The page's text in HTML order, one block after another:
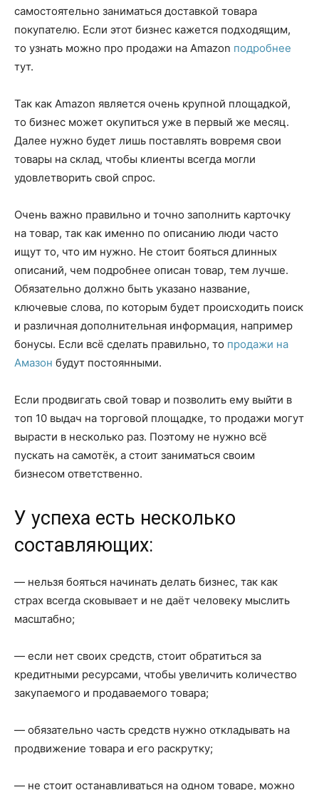
самостоятельно заниматься доставкой товара
покупателю. Если этот бизнес кажется подходящим,
то узнать можно про продажи на Amazon подробнее
тут.
Так как Amazon является очень крупной площадкой,
то бизнес может окупиться уже в первый же месяц.
Далее нужно будет лишь поставлять вовремя свои
товары на склад, чтобы клиенты всегда могли
удовлетворить свой спрос.
Очень важно правильно и точно заполнить карточку
на товар, так как именно по описанию люди часто
ищут то, что им нужно. Не стоит бояться длинных
описаний, чем подробнее описан товар, тем лучше.
Обязательно должно быть указано название,
ключевые слова, по которым будет происходить поиск
и различная дополнительная информация, например
бонусы. Если всё сделать правильно, то продажи на
Амазон будут постоянными.
Если продвигать свой товар и позволить ему выйти в
топ 10 выдач на торговой площадке, то продажи могут
вырасти в несколько раз. Поэтому не нужно всё
пускать на самотёк, а стоит заниматься своим
бизнесом ответственно.
У успеха есть несколько
составляющих:
— нельзя бояться начинать делать бизнес, так как
страх всегда сковывает и не даёт человеку мыслить
масштабно;
— если нет своих средств, стоит обратиться за
кредитными ресурсами, чтобы увеличить количество
закупаемого и продаваемого товара;
— обязательно часть средств нужно откладывать на
продвижение товара и его раскрутку;
— не стоит останавливаться на одном товаре, можно